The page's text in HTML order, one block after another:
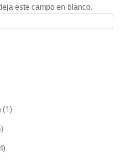
este campo en blanco.
(1)